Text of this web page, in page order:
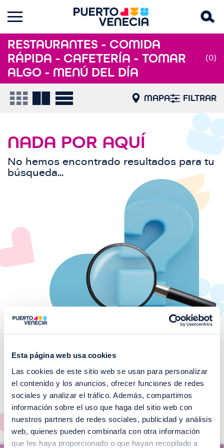
Esta página web usa cookies
Las cookies de este sitio web se usan para personalizar
el contenido y los anuncios, ofrecer funciones de redes
sociales y analizar el tráfico. Además, compartimos
información sobre el uso que haga del sitio web con
nuestros partners de redes sociales, publicidad y análisis
web, quienes pueden combinarla con otra información
que les haya proporcionado o que hayan recopilado a
RESTAURANTES - COMIDA
RÁPIDA - CAFETERÍA - TOMAR
ALGO - MENÚ DEL DÍA
(0)
MAPA FILTRAR
NADA POR AQUÍ
No hemos encontrado resultados para tu
búsqueda...
¡No te pierdas nuestros
EVENTOS!
Ver todos >